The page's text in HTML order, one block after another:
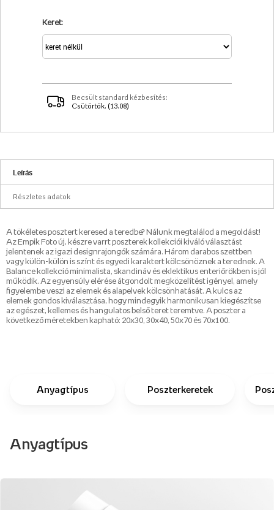
Keret:
Becsült standard kézbesítés:
Csütörtök. (13.08)
Leírás
Részletes adatok
A tökéletes posztert keresed a teredbe? Nálunk megtalálod a megoldást!
Az Empik Foto új, készre varrt poszterek kollekciói kiváló választást
jelentenek az igazi designrajongók számára. Három darabos szettben
vagy külön-külön is színt és egyedi karaktert kölcsönöznek a terednek. A
Balance kollekció minimalista, skandináv és eklektikus enteriőrökben is jól
működik. Az egyensúly elérése átgondolt megközelítést igényel, amely
figyelembe veszi az elemek és alapelvek kölcsönhatását. A kulcs az
elemek gondos kiválasztása, hogy mindegyik harmonikusan kiegészítse
az egészet, kellemes és hangulatos belső teret teremtve. A poszter a
következő méretekben kapható: 20x30, 30x40, 50x70 és 70x100.
Anyagtípus Poszterkeretek
Anyagtípus